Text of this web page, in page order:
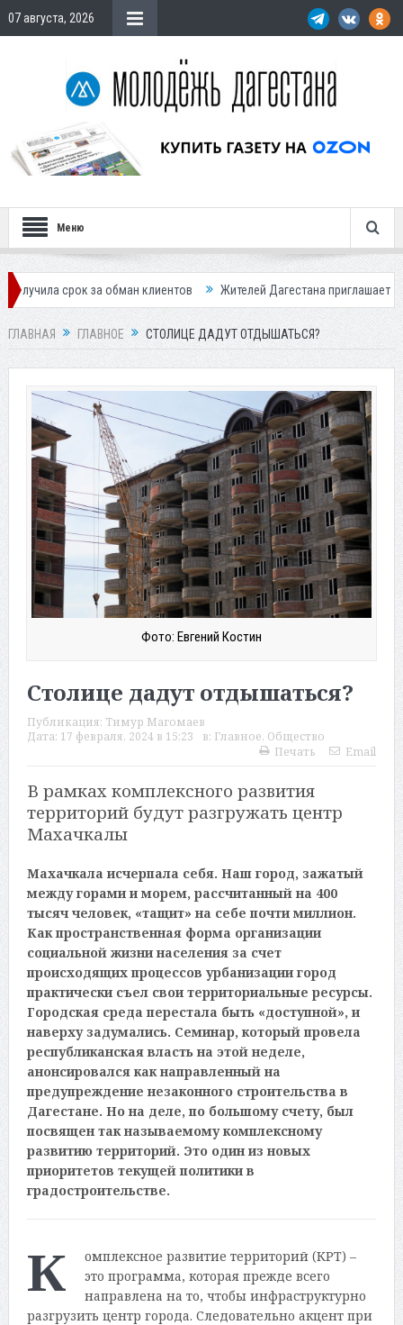
07 августа, 2026
Меню
клиентов Жителей Дагестана приглашает в «Госуслуги Дом»
ГЛАВНАЯ ГЛАВНОЕ СТОЛИЦЕ ДАДУТ ОТДЫШАТЬСЯ?
Фото: Евгений Костин
Столице дадут отдышаться?
Публикация: Тимур Магомаев
Дата: 17 февраля, 2024 в 15:23 в: Главное, Общество
Печать
Email
В рамках комплексного развития
территорий будут разгружать центр
Махачкалы
Махачкала исчерпала себя. Наш город, зажатый
между горами и морем, рассчитанный на 400
тысяч человек, «тащит» на себе почти миллион.
Как пространственная форма организации
социальной жизни населения за счет
происходящих процессов урбанизации город
практически съел свои территориальные ресурсы.
Городская среда перестала быть «доступной», и
наверху задумались. Семинар, который провела
республиканская власть на этой неделе,
анонсировался как направленный на
предупреждение незаконного строительства в
Дагестане. Но на деле, по большому счету, был
посвящен так называемому комплексному
развитию территорий. Это один из новых
приоритетов текущей политики в
градостроительстве.
К
омплексное развитие территорий (КРТ) –
это программа, которая прежде всего
направлена на то, чтобы инфраструктурно
разгрузить центр города. Следовательно акцент при